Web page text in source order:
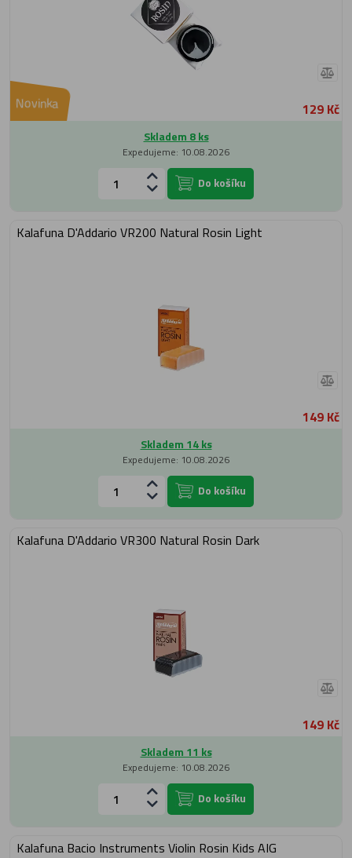
Novinka 129 Kč
Skladem 8 ks
Expedujeme: 10.08.2026
Do košíku
Kalafuna D'Addario VR200 Natural Rosin Light
149 Kč
Skladem 14 ks
Expedujeme: 10.08.2026
Do košíku
Kalafuna D'Addario VR300 Natural Rosin Dark
149 Kč
Skladem 11 ks
Expedujeme: 10.08.2026
Do košíku
Kalafuna Bacio Instruments Violin Rosin Kids AIG